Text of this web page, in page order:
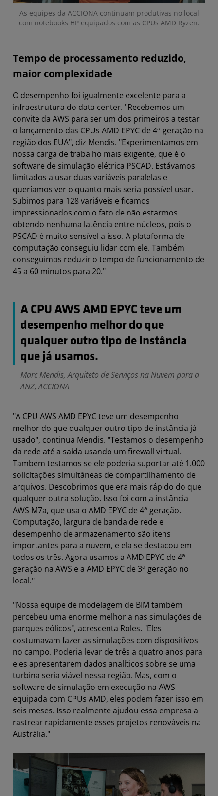
As equipes da ACCIONA continuam produtivas no local
com notebooks HP equipados com as CPUs AMD Ryzen.
Tempo de processamento reduzido,
maior complexidade
O desempenho foi igualmente excelente para a
infraestrutura do data center. "Recebemos um
convite da AWS para ser um dos primeiros a testar
o lançamento das CPUs AMD EPYC de 4a geração na
região dos EUA", diz Mendis. "Experimentamos em
nossa carga de trabalho mais exigente, que é o
software de simulação elétrica PSCAD. Estávamos
limitados a usar duas variáveis paralelas e
queríamos ver o quanto mais seria possível usar.
Subimos para 128 variáveis e ficamos
impressionados com o fato de não estarmos
obtendo nenhuma latência entre núcleos, pois o
PSCAD é muito sensível a isso. A plataforma de
computação conseguiu lidar com ele. Também
conseguimos reduzir o tempo de funcionamento de
45 a 60 minutos para 20."
A CPU AWS AMD EPYC teve um
desempenho melhor do que
qualquer outro tipo de instância
que já usamos.
Marc Mendis, Arquiteto de Serviços na Nuvem para a
ANZ, ACCIONA
"A CPU AWS AMD EPYC teve um desempenho
melhor do que qualquer outro tipo de instância já
usado", continua Mendis. "Testamos o desempenho
da rede até a saída usando um firewall virtual.
Também testamos se ele poderia suportar até 1.000
solicitações simultâneas de compartilhamento de
arquivos. Descobrimos que era mais rápido do que
qualquer outra solução. Isso foi com a instância
AWS M7a, que usa o AMD EPYC de 4a geração.
Computação, largura de banda de rede e
desempenho de armazenamento são itens
importantes para a nuvem, e ela se destacou em
todos os três. Agora usamos a AMD EPYC de 4a
geração na AWS e a AMD EPYC de 3a geração no
local."
"Nossa equipe de modelagem de BIM também
percebeu uma enorme melhoria nas simulações de
parques eólicos", acrescenta Roles. "Eles
costumavam fazer as simulações com dispositivos
no campo. Poderia levar de três a quatro anos para
eles apresentarem dados analíticos sobre se uma
turbina seria viável nessa região. Mas, com o
software de simulação em execução na AWS
equipada com CPUs AMD, eles podem fazer isso em
seis meses. Isso realmente ajudou essa empresa a
rastrear rapidamente esses projetos renováveis na
Austrália."